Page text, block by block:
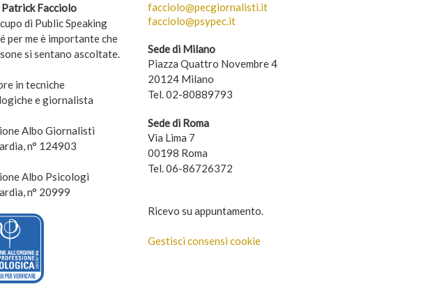
Facciolo
di Public Speaking
per me è importante che
si sentano ascoltate.
in tecniche
e giornalista
Albo Giornalisti
n° 124903
Albo Psicologi
n° 20999
facciolo@pecgiornalisti.it
facciolo@psypec.it
Sede di Milano
Piazza Quattro Novembre 4
20124 Milano
Tel. 02-80889793
Sede di Roma
Via Lima 7
00198 Roma
Tel. 06-86726372
Ricevo su appuntamento.
Gestisci consensi cookie